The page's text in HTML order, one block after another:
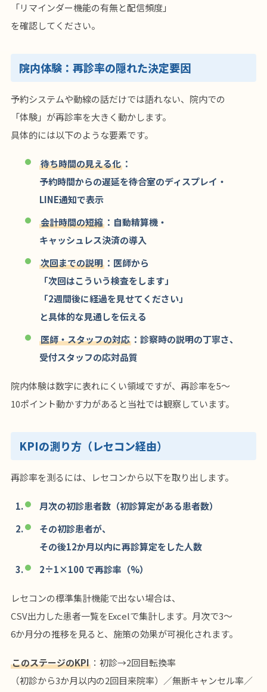
「リマインダー機能の有無と配信頻度」
を確認してください。
院内体験：再診率の隠れた決定要因
予約システムや動線の話だけでは語れない、院内での
「体験」が再診率を大きく動かします。
具体的には以下のような要素です。
待ち時間の見える化 ：
予約時間からの遅延を待合室のディスプレイ・
LINE通知で表示
会計時間の短縮 ：自動精算機・
キャッシュレス決済の導入
次回までの説明 ：医師から
「次回はこういう検査をします」
「2週間後に経過を見せてください」
と具体的な見通しを伝える
医師・スタッフの対応 ：診察時の説明の丁寧さ、
受付スタッフの応対品質
院内体験は数字に表れにくい領域ですが、再診率を5〜
10ポイント動かす力があると当社では観察しています。
KPIの測り方（レセコン経由）
再診率を測るには、レセコンから以下を取り出します。
月次の初診患者数（初診算定がある患者数）
その初診患者が、
その後12か月以内に再診算定をした人数
2÷1×100 で再診率（%）
レセコンの標準集計機能で出ない場合は、
CSV出力した患者一覧をExcelで集計します。月次で3〜
6か月分の推移を見ると、施策の効果が可視化されます。
このステージのKPI ：初診→2回目転換率
（初診から3か月以内の2回目来院率）／無断キャンセル率／